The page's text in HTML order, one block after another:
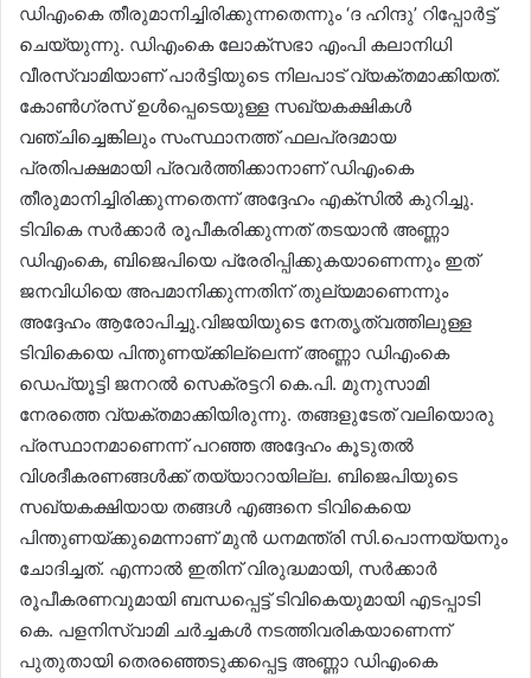
ഡിഎംകെ തീരുമാനിച്ചിരിക്കുന്നതെന്നും ‘ദ ഹിന്ദു’ റിപ്പോർട്ട്
ചെയ്യുന്നു. ഡിഎംകെ ലോക്‌സഭാ എംപി കലാനിധി
വീരസ്വാമിയാണ് പാർട്ടിയുടെ നിലപാട് വ്യക്തമാക്കിയത്.
കോൺഗ്രസ് ഉൾപ്പെടെയുള്ള സഖ്യകക്ഷികൾ
വഞ്ചിച്ചെങ്കിലും സംസ്ഥാനത്ത് ഫലപ്രദമായ
പ്രതിപക്ഷമായി പ്രവർത്തിക്കാനാണ് ഡിഎംകെ
തീരുമാനിച്ചിരിക്കുന്നതെന്ന് അദ്ദേഹം എക്സിൽ കുറിച്ചു.
ടിവികെ സർക്കാർ രൂപീകരിക്കുന്നത് തടയാൻ അണ്ണാ
ഡിഎംകെ, ബിജെപിയെ പ്രേരിപ്പിക്കുകയാണെന്നും ഇത്
ജനവിധിയെ അപമാനിക്കുന്നതിന് തുല്യമാണെന്നും
അദ്ദേഹം ആരോപിച്ചു.വിജയിയുടെ നേതൃത്വത്തിലുള്ള
ടിവികെയെ പിന്തുണയ്ക്കില്ലെന്ന് അണ്ണാ ഡിഎംകെ
ഡെപ്യൂട്ടി ജനറൽ സെക്രട്ടറി കെ.പി. മുനുസാമി
നേരത്തെ വ്യക്തമാക്കിയിരുന്നു. തങ്ങളുടേത് വലിയൊരു
പ്രസ്ഥാനമാണെന്ന് പറഞ്ഞ അദ്ദേഹം കൂടുതൽ
വിശദീകരണങ്ങൾക്ക് തയ്യാറായില്ല. ബിജെപിയുടെ
സഖ്യകക്ഷിയായ തങ്ങൾ എങ്ങനെ ടിവികെയെ
പിന്തുണയ്ക്കുമെന്നാണ് മുൻ ധനമന്ത്രി സി.പൊന്നയ്യനും
ചോദിച്ചത്. എന്നാൽ ഇതിന് വിരുദ്ധമായി, സർക്കാർ
രൂപീകരണവുമായി ബന്ധപ്പെട്ട് ടിവികെയുമായി എടപ്പാടി
കെ. പളനിസ്വാമി ചർച്ചകൾ നടത്തിവരികയാണെന്ന്
പുതുതായി തെരഞ്ഞെടുക്കപ്പെട്ട അണ്ണാ ഡിഎംകെ